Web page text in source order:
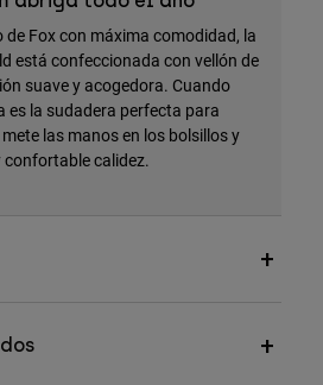
Fox con máxima comodidad, la
está confeccionada con vellón de
suave y acogedora. Cuando
es la sudadera perfecta para
las manos en los bolsillos y
calidez.